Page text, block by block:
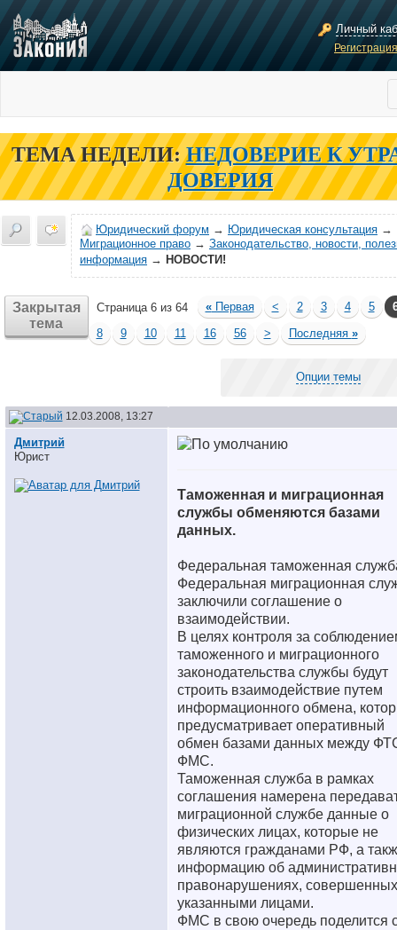
Личный
ТЕМА НЕДЕЛИ: НЕДОВЕРИЕ К
ДОВЕРИЯ
Юридический форум → Юридическая консультация →
Миграционное право → Законодательство, новости,
информация → НОВОСТИ!
Закрытая
тема
Страница 6 из 64 «Первая < 2 3 4 5
8
9 10 11 16 56 > Последняя »
Опции темы
12.03.2008, 13:27
Дмитрий
Юрист
Таможенная и миграционная
службы обменяются базами
данных.
Федеральная таможенная
Федеральная миграционная
заключили соглашение о
взаимодействии.
В целях контроля за
таможенного и миграционного
законодательства службы будут
строить взаимодействие путем
информационного обмена,
предусматривает оперативный
обмен базами данных между
ФМС.
Таможенная служба в рамках
соглашения намерена
миграционной службе данные о
физических лицах, которые не
являются гражданами РФ, а
информацию об
правонарушениях, совершенных
указанными лицами.
ФМС в свою очередь поделится